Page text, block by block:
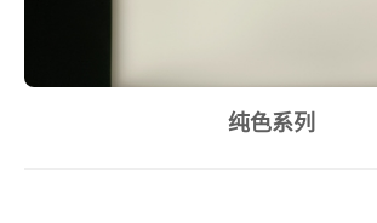
纯色系列